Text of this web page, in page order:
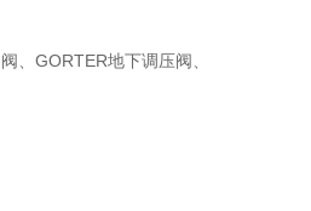
、GORTER地下调压阀、